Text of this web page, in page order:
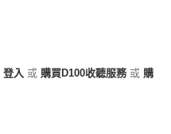
登入 或 購買D100收聽服務 或 購